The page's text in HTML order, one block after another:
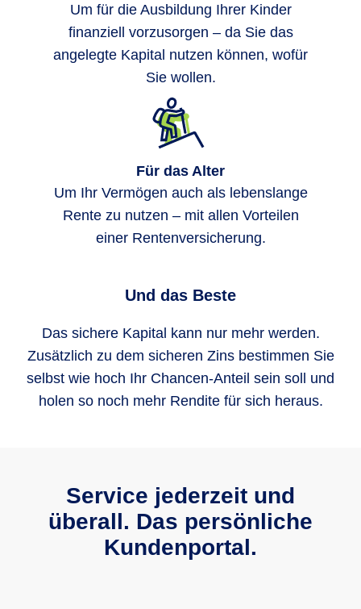
Um für die Ausbildung Ihrer Kinder
finanziell vorzusorgen – da Sie das
angelegte Kapital nutzen können, wofür
Sie wollen.
Für das Alter
Um Ihr Vermögen auch als lebenslange
Rente zu nutzen – mit allen Vorteilen
einer Rentenversicherung.
Und das Beste
Das sichere Kapital kann nur mehr werden.
Zusätzlich zu dem sicheren Zins bestimmen Sie
selbst wie hoch Ihr Chancen-Anteil sein soll und
holen so noch mehr Rendite für sich heraus.
Service jederzeit und
überall. Das persönliche
Kundenportal.